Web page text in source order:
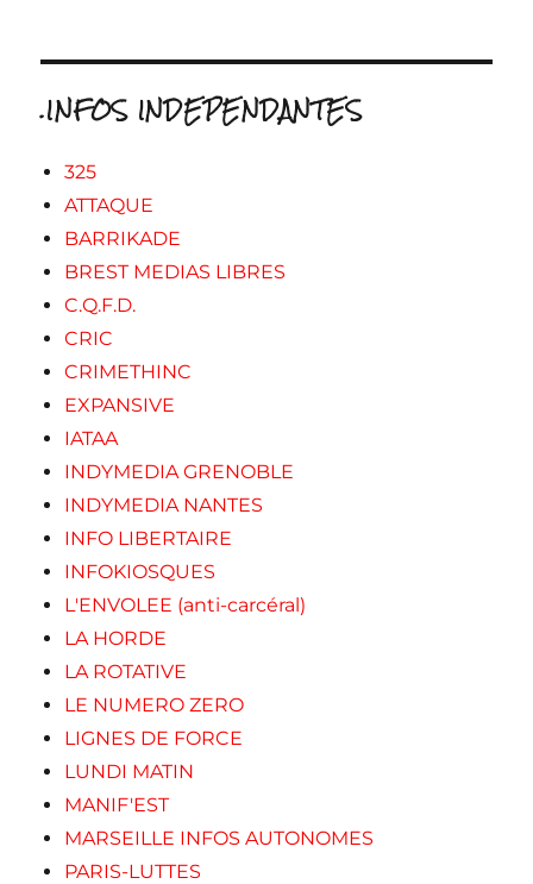
.INFOS INDEPENDANTES
325
ATTAQUE
BARRIKADE
BREST MEDIAS LIBRES
C.Q.F.D.
CRIC
CRIMETHINC
EXPANSIVE
IATAA
INDYMEDIA GRENOBLE
INDYMEDIA NANTES
INFO LIBERTAIRE
INFOKIOSQUES
L'ENVOLEE (anti-carcéral)
LA HORDE
LA ROTATIVE
LE NUMERO ZERO
LIGNES DE FORCE
LUNDI MATIN
MANIF'EST
MARSEILLE INFOS AUTONOMES
PARIS-LUTTES